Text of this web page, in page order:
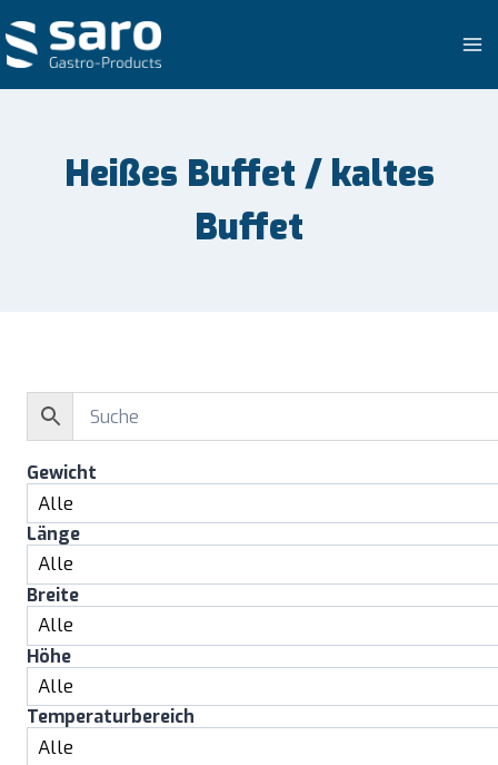
Inhalt
springen
Heißes Buffet / kaltes
Buffet
Gewicht
Länge
Breite
Höhe
Temperaturbereich